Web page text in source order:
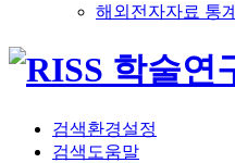
해외전자자료 통계
검색환경설정
검색도움말